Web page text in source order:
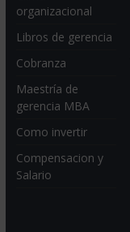
organizacional
Libros de gerencia
Cobranza
Maestría de
gerencia MBA
Como invertir
Compensacion y
Salario